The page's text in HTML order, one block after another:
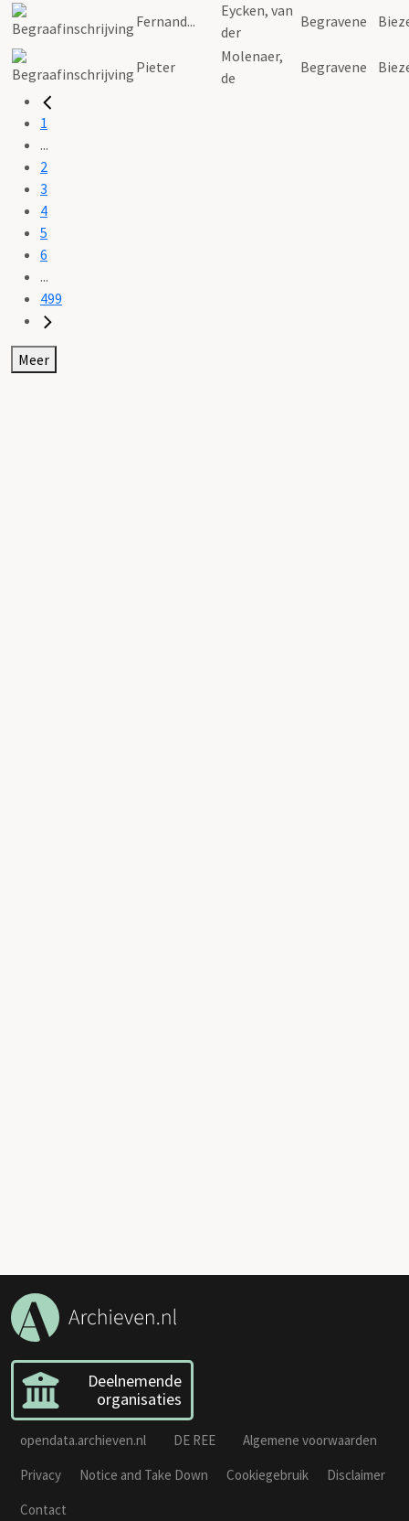
Fernand...
Eycken, van
der
Begravene
Pieter
Molenaer,
de
Begravene
1
...
2
3
4
5
6
...
499
Meer
Deelnemende
organisaties
opendata.archieven.nl DE REE
Algemene voorwaarden
Privacy
Notice and Take Down Cookiegebruik
Disclaimer
Contact